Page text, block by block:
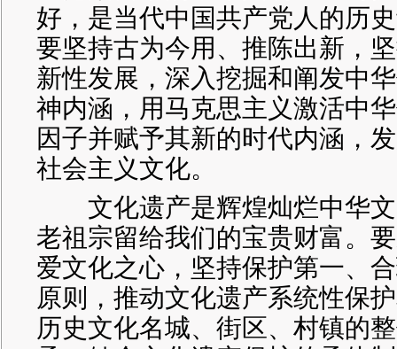
好，是当代中国共产党人的历
要坚持古为今用、推陈出新，
新性发展，深入挖掘和阐发中
神内涵，用马克思主义激活中
因子并赋予其新的时代内涵，
社会主义文化。
文化遗产是辉煌灿烂中华文
老祖宗留给我们的宝贵财富。
爱文化之心，坚持保护第一、
原则，推动文化遗产系统性保
历史文化名城、街区、村镇的